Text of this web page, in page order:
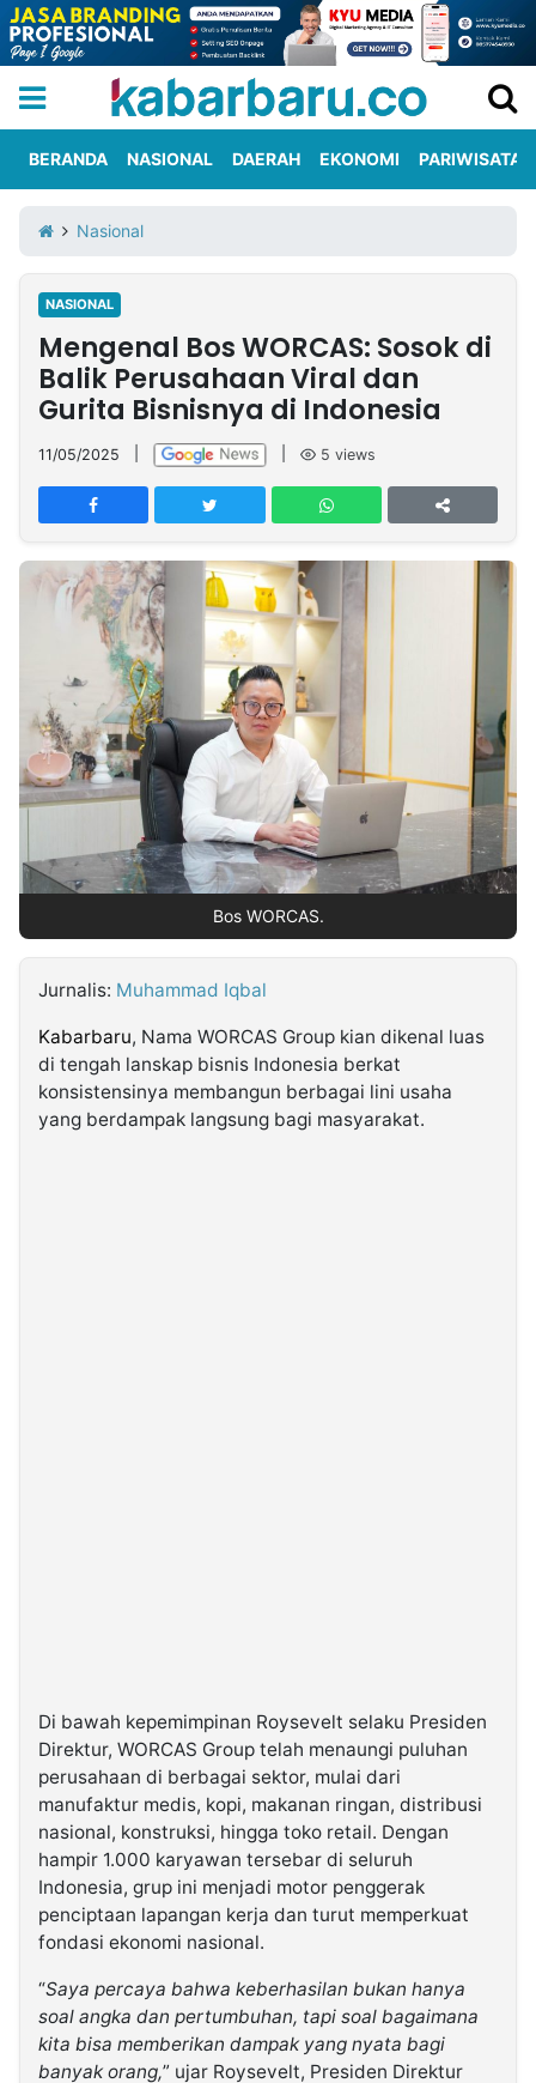
Iklan
Berita
Kami
Nasional
International
Olahraga
Entertainment
Daerah
Pariwisata
Kuliner
Kolom
Network
PT
TREETAN
INDONESIA
Insight
NTB
Suara
Time
Lens
IDN
Daily
Jogja
Jalan
Rakyat
Idealita
News
Kita
Notice
Dinamikapost.com
Radar
Baru
Seedbacklink
Follow
Kabarbaru
BERANDA NASIONAL DAERAH EKONOMI PARIWISATA
Nasional
NASIONAL
Mengenal Bos WORCAS: Sosok di
Balik Perusahaan Viral dan
Gurita Bisnisnya di Indonesia
11/05/2025 5 views
Bos WORCAS.
Jurnalis: Muhammad Iqbal
Kabarbaru, Nama WORCAS Group kian dikenal luas
di tengah lanskap bisnis Indonesia berkat
konsistensinya membangun berbagai lini usaha
yang berdampak langsung bagi masyarakat.
Di bawah kepemimpinan Roysevelt selaku Presiden
Direktur, WORCAS Group telah menaungi puluhan
perusahaan di berbagai sektor, mulai dari
manufaktur medis, kopi, makanan ringan, distribusi
nasional, konstruksi, hingga toko retail. Dengan
hampir 1.000 karyawan tersebar di seluruh
Indonesia, grup ini menjadi motor penggerak
penciptaan lapangan kerja dan turut memperkuat
fondasi ekonomi nasional.
“Saya percaya bahwa keberhasilan bukan hanya
soal angka dan pertumbuhan, tapi soal bagaimana
kita bisa memberikan dampak yang nyata bagi
banyak orang,” ujar Roysevelt, Presiden Direktur